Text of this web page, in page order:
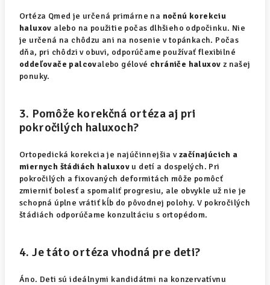
Ortéza Qmed je určená primárne na nočnú korekciu
haluxov alebo na použitie počas dlhšieho odpočinku. Nie
je určená na chôdzu ani na nosenie v topánkach. Počas
dňa, pri chôdzi v obuvi, odporúčame používať flexibilné
oddeľovače palcovalebo gélové chrániče haluxov z našej
ponuky.
3. Pomôže korekčná ortéza aj pri
pokročilých haluxoch?
Ortopedická korekcia je najúčinnejšia vzačínajúcich a
miernych štádiách haluxovu detí a dospelých. Pri
pokročilých a fixovaných deformitách môže pomôcť
zmierniť bolesť a spomaliť progresiu, ale obvykle už nie je
schopná úplne vrátiť kĺb do pôvodnej polohy. V pokročilých
štádiách odporúčame konzultáciu s ortopédom.
4. Je táto ortéza vhodná pre deti?
Áno. Deti sú ideálnymi kandidátmi na konzervatívnu